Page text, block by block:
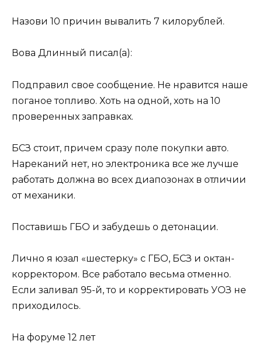
Назови 10 причин вывалить 7 килорублей.
Вова Длинный писал(а):
Подправил свое сообщение. Не нравится наше
поганое топливо. Хоть на одной, хоть на 10
проверенных заправках.
БСЗ стоит, причем сразу поле покупки авто.
Нареканий нет, но электроника все же лучше
работать должна во всех диапозонах в отличии
от механики.
Поставишь ГБО и забудешь о детонации.
Лично я юзал «шестерку» с ГБО, БСЗ и октан-
корректором. Все работало весьма отменно.
Если заливал 95-й, то и корректировать УОЗ не
приходилось.
На форуме 12 лет